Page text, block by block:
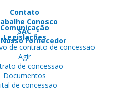
Contato
Conosco
SAC
Fornecedor
Comunicação
Legislações
de contrato de concessão
Agir
de concessão
Documentos
de concessão